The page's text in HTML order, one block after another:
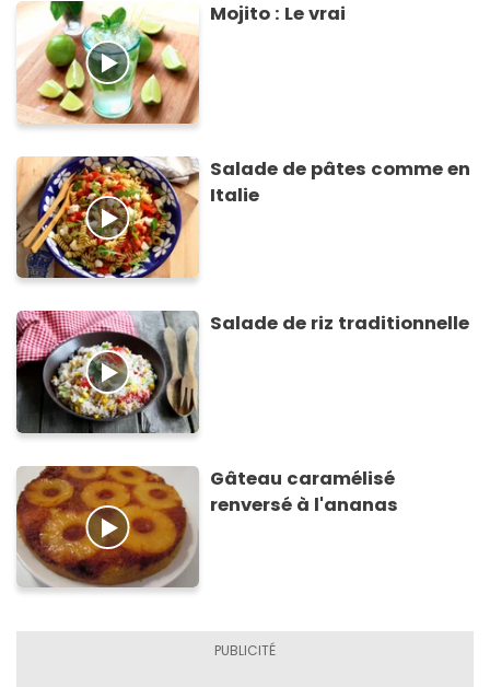
Mojito : Le vrai
Salade de pâtes comme en
Italie
Salade de riz traditionnelle
Gâteau caramélisé
renversé à l'ananas